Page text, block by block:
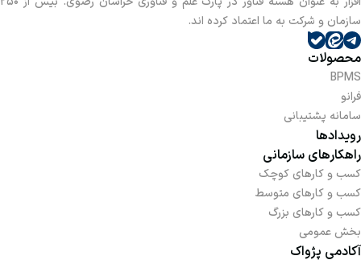
سازمان و شرکت به ما اعتماد کرده اند.
محصولات
BPMS
فرانو
سامانه پشتیبانی
رویدادها
راهکارهای سازمانی
کسب و کارهای کوچک
کسب و کارهای متوسط
کسب و کارهای بزرگ
بخش عمومی
آکادمی پژواک